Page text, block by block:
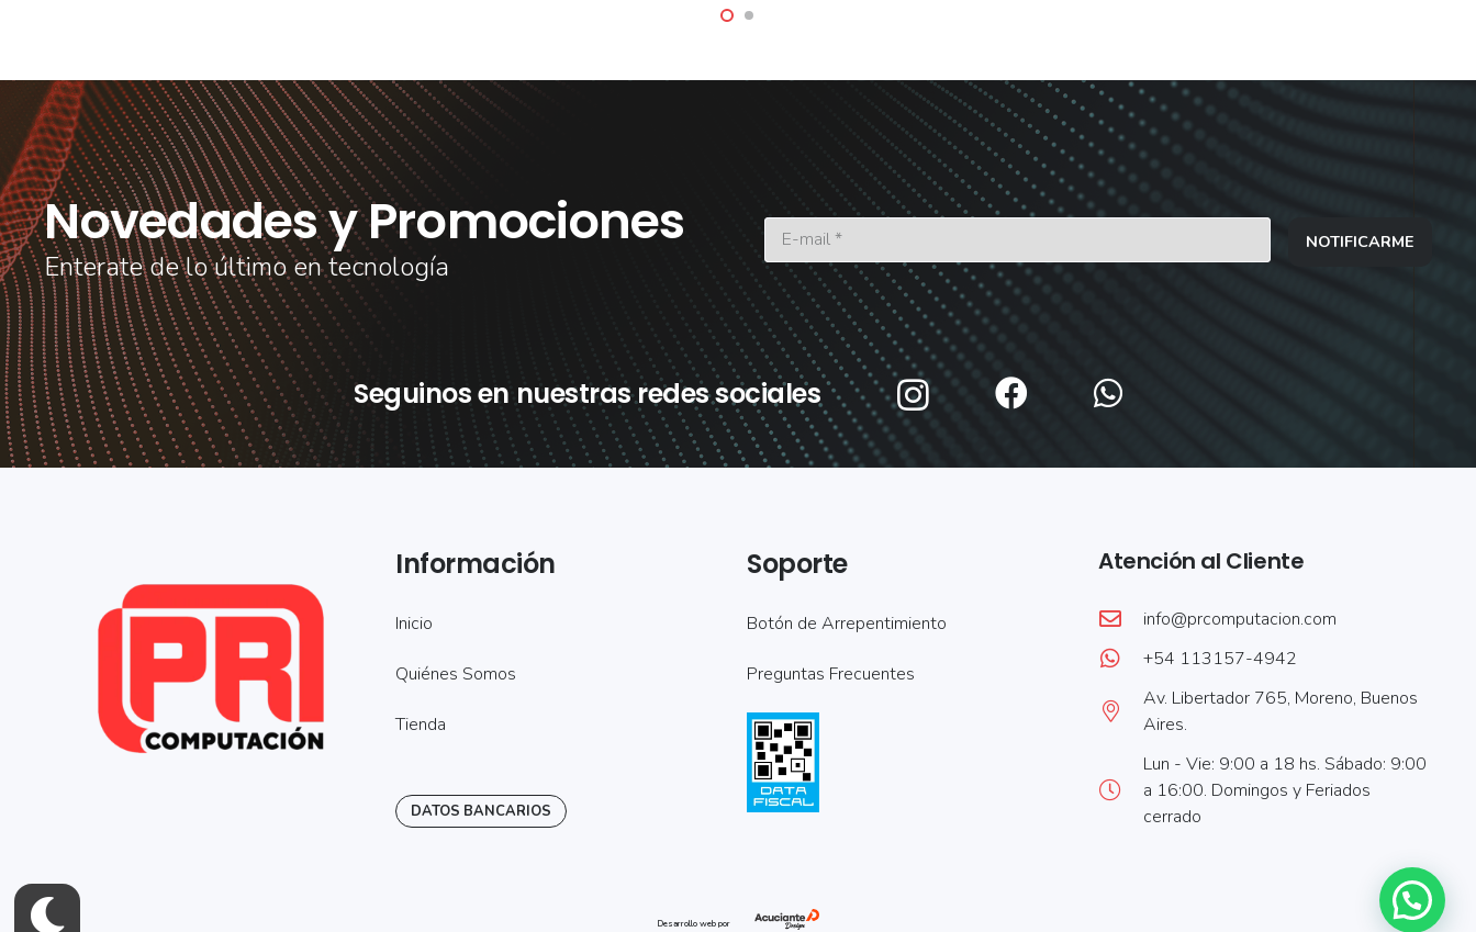
Novedades y Promociones
Enterate de lo último en tecnología
NOTIFICARME
Seguinos en nuestras redes sociales
Información
Inicio
Quiénes Somos
Tienda
DATOS BANCARIOS
Soporte
Botón de Arrepentimiento
Preguntas Frecuentes
Atención al Cliente
info@prcomputacion.com
+54 113157-4942
Av. Libertador 765, Moreno, Buenos
Aires.
Lun - Vie: 9:00 a 18 hs. Sábado: 9:00
a 16:00. Domingos y Feriados
cerrado
Desarrollo web por